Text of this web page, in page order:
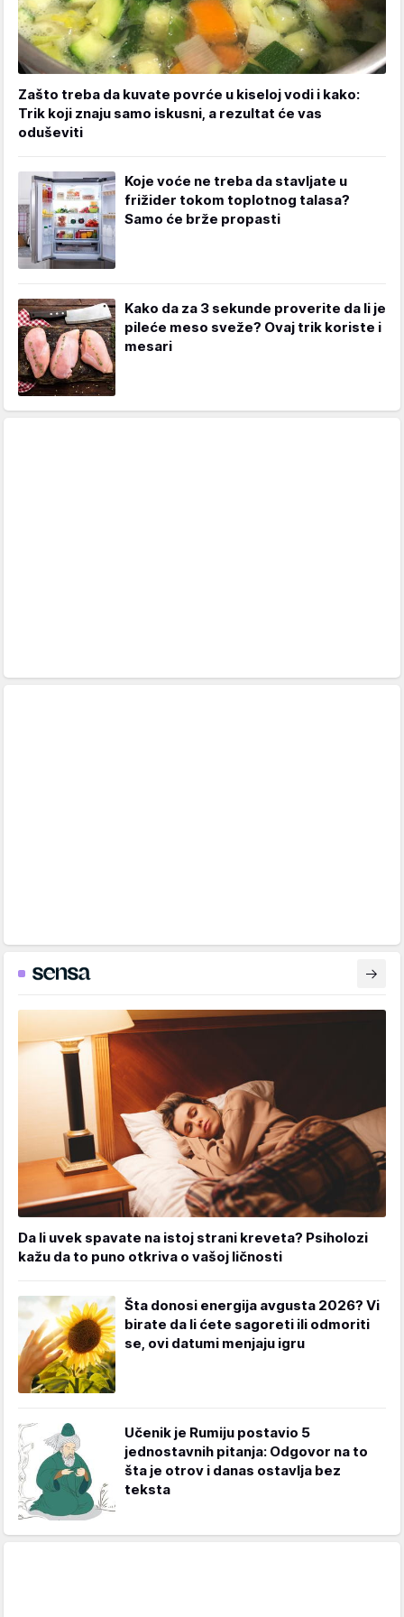
Zašto treba da kuvate povrće u kiseloj vodi i kako:
Trik koji znaju samo iskusni, a rezultat će vas
oduševiti
Koje voće ne treba da stavljate u
frižider tokom toplotnog talasa?
Samo će brže propasti
Kako da za 3 sekunde proverite da li je
pileće meso sveže? Ovaj trik koriste i
mesari
Da li uvek spavate na istoj strani kreveta? Psiholozi
kažu da to puno otkriva o vašoj ličnosti
Šta donosi energija avgusta 2026? Vi
birate da li ćete sagoreti ili odmoriti
se, ovi datumi menjaju igru
Učenik je Rumiju postavio 5
jednostavnih pitanja: Odgovor na to
šta je otrov i danas ostavlja bez
teksta